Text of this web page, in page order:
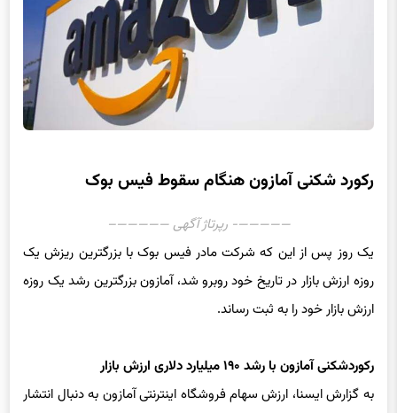
یک روز پس از این که شرکت مادر فیس بوک با بزرگترین ریزش یک
روزه ارزش بازار در تاریخ خود روبرو شد، آمازون بزرگترین رشد یک روزه
ارزش بازار خود را به ثبت رساند.
به گزارش ایسنا، ارزش سهام فروشگاه اینترنتی آمازون به دنبال انتشار
گزارش عملکرد سه ماهه بهتر از حد مطلوب این شرکت، روز جمعه